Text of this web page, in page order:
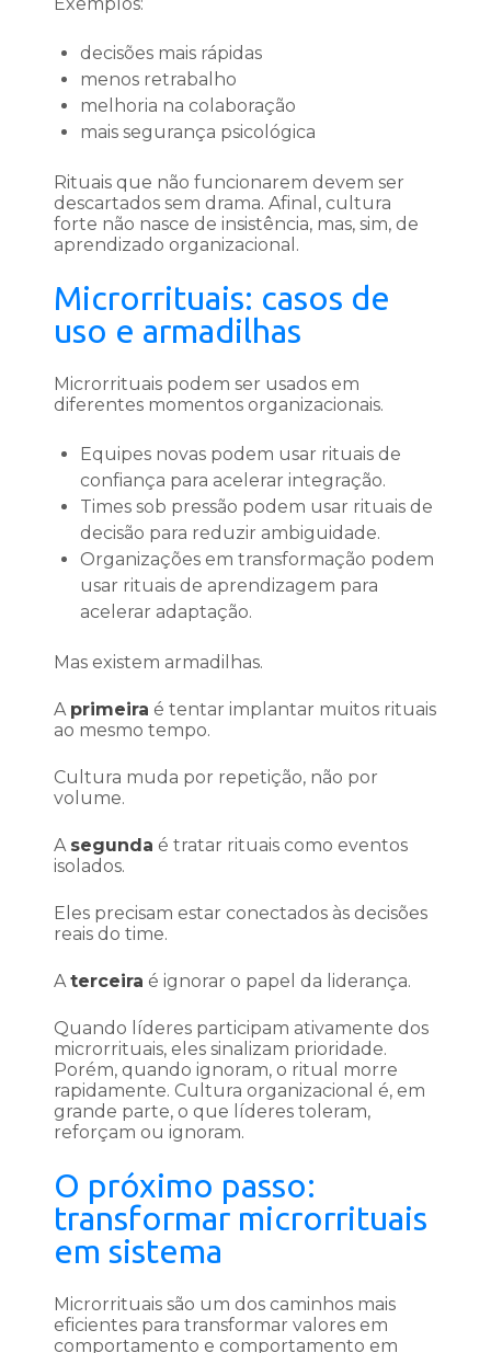
decisões mais rápidas
menos retrabalho
melhoria na colaboração
mais segurança psicológica
Rituais que não funcionarem devem ser
descartados sem drama. Afinal, cultura
forte não nasce de insistência, mas, sim, de
aprendizado organizacional.
Microrrituais: casos de
uso e armadilhas
Microrrituais podem ser usados em
diferentes momentos organizacionais.
Equipes novas podem usar rituais de
confiança para acelerar integração.
Times sob pressão podem usar rituais de
decisão para reduzir ambiguidade.
Organizações em transformação podem
usar rituais de aprendizagem para
acelerar adaptação.
Mas existem armadilhas.
A primeira é tentar implantar muitos rituais
ao mesmo tempo.
Cultura muda por repetição, não por
volume.
A segunda é tratar rituais como eventos
isolados.
Eles precisam estar conectados às decisões
reais do time.
Aterceira é ignorar o papel da liderança.
Quando líderes participam ativamente dos
microrrituais, eles sinalizam prioridade.
Porém, quando ignoram, o ritual morre
rapidamente. Cultura organizacional é, em
grande parte, o que líderes toleram,
reforçam ou ignoram.
O próximo passo:
transformar microrrituais
em sistema
Microrrituais são um dos caminhos mais
eficientes para transformar valores em
comportamento e comportamento em